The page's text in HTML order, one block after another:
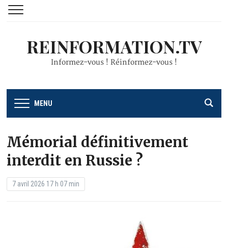
REINFORMATION.TV
Informez-vous ! Réinformez-vous !
MENU
Mémorial définitivement
interdit en Russie ?
7 avril 2026 17 h 07 min